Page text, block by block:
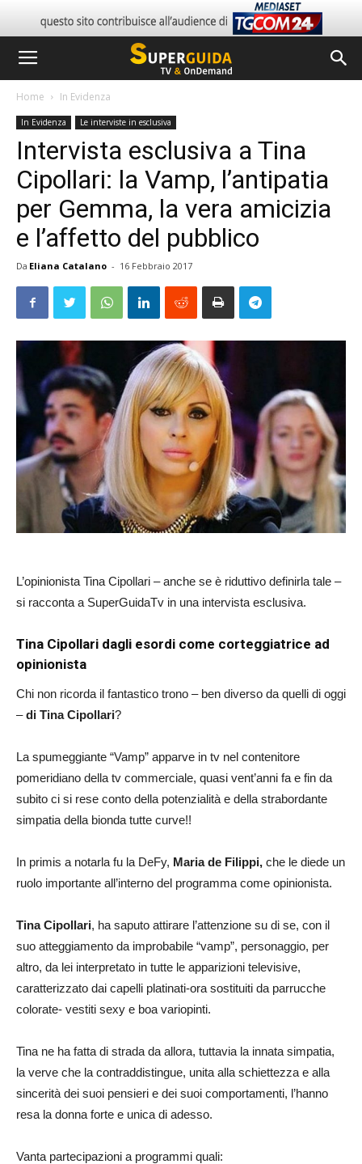
Home In Evidenza
In Evidenza Le interviste in esclusiva
Intervista esclusiva a Tina
Cipollari: la Vamp, l’antipatia
per Gemma, la vera amicizia
e l’affetto del pubblico
Da Eliana Catalano - 16 Febbraio 2017
L’opinionista Tina Cipollari – anche se è riduttivo definirla tale –
si racconta a SuperGuidaTv in una intervista esclusiva.
Tina Cipollari dagli esordi come corteggiatrice ad
opinionista
Chi non ricorda il fantastico trono – ben diverso da quelli di oggi
–di Tina Cipollari?
La spumeggiante “Vamp” apparve in tv nel contenitore
pomeridiano della tv commerciale, quasi vent’anni fa e fin da
subito ci si rese conto della potenzialità e della strabordante
simpatia della bionda tutte curve!!
In primis a notarla fu la DeFy, Maria de Filippi, che le diede un
ruolo importante all’interno del programma come opinionista.
Tina Cipollari, ha saputo attirare l’attenzione su di se, con il
suo atteggiamento da improbabile “vamp”, personaggio, per
altro, da lei interpretato in tutte le apparizioni televisive,
caratterizzato dai capelli platinati-ora sostituiti da parrucche
colorate- vestiti sexy e boa variopinti.
Tina ne ha fatta di strada da allora, tuttavia la innata simpatia,
la verve che la contraddistingue, unita alla schiettezza e alla
sincerità dei suoi pensieri e dei suoi comportamenti, l’hanno
resa la donna forte e unica di adesso.
Vanta partecipazioni a programmi quali: